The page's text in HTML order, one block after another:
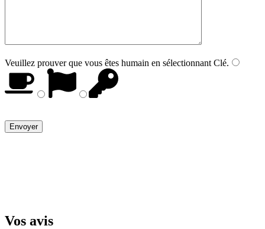
Veuillez prouver que vous êtes humain en sélectionnant Clé.
Vos avis